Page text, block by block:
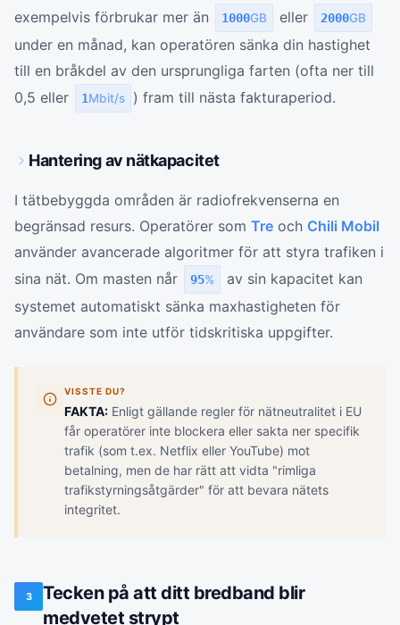
exempelvis förbrukar mer än
1000GB eller 2000GB
under en månad, kan operatören sänka din hastighet
till en bråkdel av den ursprungliga farten (ofta ner till
0,5 eller
1Mbit/s ) fram till nästa fakturaperiod.
Hantering av nätkapacitet
I tätbebyggda områden är radiofrekvenserna en
begränsad resurs. Operatörer som Tre och Chili Mobil
använder avancerade algoritmer för att styra trafiken i
sina nät. Om masten når
95%
av sin kapacitet kan
systemet automatiskt sänka maxhastigheten för
användare som inte utför tidskritiska uppgifter.
VISSTE DU?
FAKTA: Enligt gällande regler för nätneutralitet i EU
får operatörer inte blockera eller sakta ner specifik
trafik (som t.ex. Netflix eller YouTube) mot
betalning, men de har rätt att vidta "rimliga
trafikstyrningsåtgärder" för att bevara nätets
integritet.
3
Tecken på att ditt bredband blir
medvetet strypt